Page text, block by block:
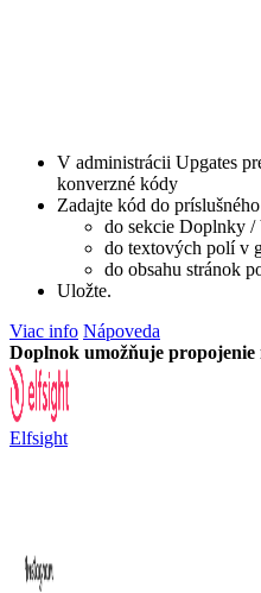
V administrácii Upgates
konverzné kódy
Zadajte kód do
do sekcie Doplnky /
do textových polí v
do obsahu stránok
Uložte.
Viac info Nápoveda
Doplnok umožňuje propojenie
Elfsight